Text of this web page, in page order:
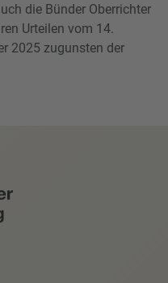
die Bünder Oberrichter
Urteilen vom 14.
2025 zugunsten der